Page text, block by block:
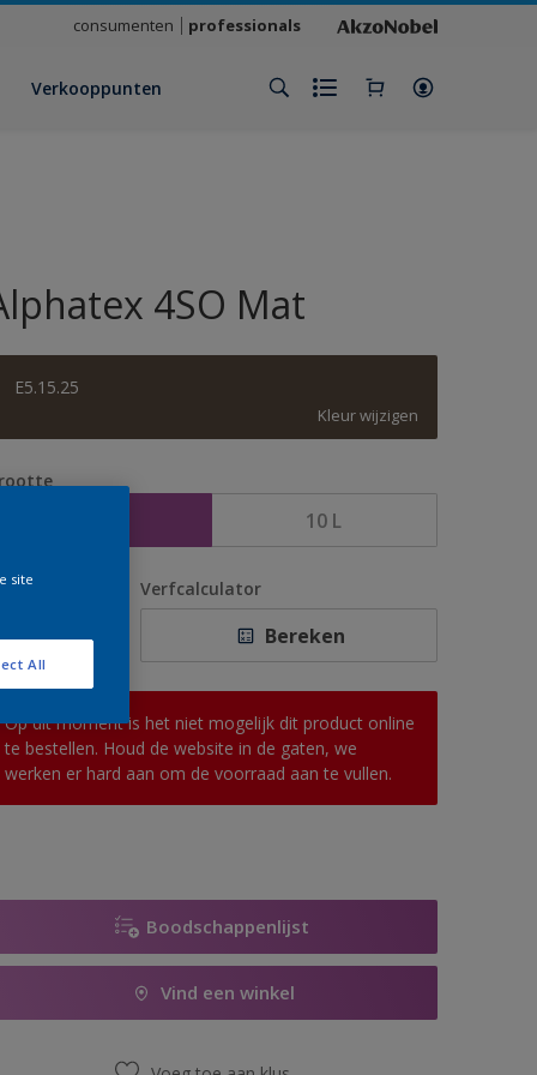
consumenten professionals
Verkooppunten
4SO Mat
E5.15.25
Kleur wijzigen
10 L
Verfcalculator
Bereken
Op dit moment is het niet mogelijk dit product online
te bestellen. Houd de website in de gaten, we
werken er hard aan om de voorraad aan te vullen.
Boodschappenlijst
Vind een winkel
site
All